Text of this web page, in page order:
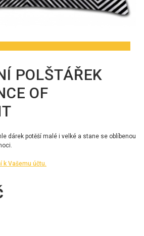
POLŠTÁŘEK
OF
dárek potěší malé i velké a stane se oblíbenou
k Vašemu účtu.